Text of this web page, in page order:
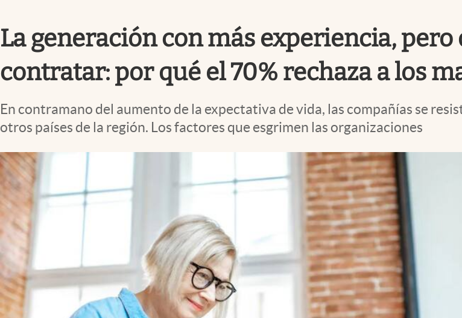
Mundial 2026
El Cronista Studio
abre en nueva pestaña
La generación con más experiencia,
contratar: por qué el 70% rechaza a los
En contramano del aumento de la expectativa de vida, las compañías se
otros países de la región. Los factores que esgrimen las organizaciones